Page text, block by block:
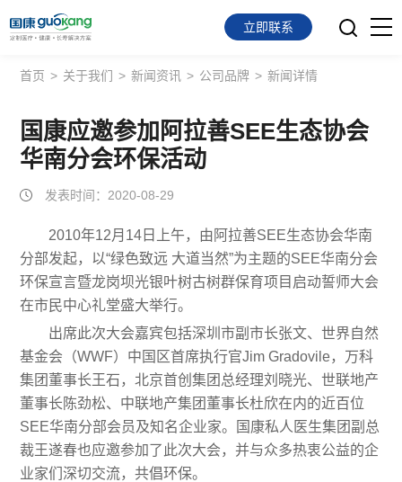
首页
面向会员
面向企业
关于我们
立即联系
首页 > 关于我们 > 新闻资讯 > 公司品牌 > 新闻详情
国康应邀参加阿拉善SEE生态协会
华南分会环保活动
发表时间：2020-08-29
2010年12月14日上午，由阿拉善SEE生态协会华南
分部发起，以“绿色致远 大道当然”为主题的SEE华南分会
环保宣言暨龙岗坝光银叶树古树群保育项目启动誓师大会
在市民中心礼堂盛大举行。
出席此次大会嘉宾包括深圳市副市长张文、世界自然
基金会（WWF）中国区首席执行官Jim Gradovile，万科
集团董事长王石，北京首创集团总经理刘晓光、世联地产
董事长陈劲松、中联地产集团董事长杜欣在内的近百位
SEE华南分部会员及知名企业家。国康私人医生集团副总
裁王遂春也应邀参加了此次大会，并与众多热衷公益的企
业家们深切交流，共倡环保。